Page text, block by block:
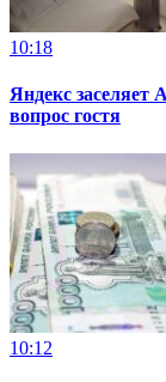
10:18
Яндекс заселяет
вопрос гостя
10:12